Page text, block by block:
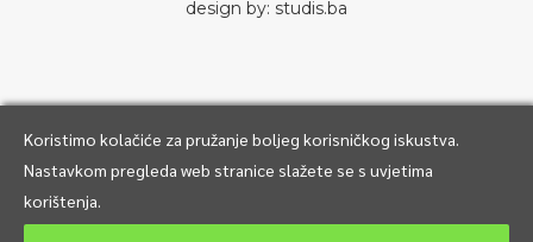
design by: studis.ba
Koristimo kolačiće za pružanje boljeg korisničkog iskustva.
Nastavkom pregleda web stranice slažete se s uvjetima
korištenja.